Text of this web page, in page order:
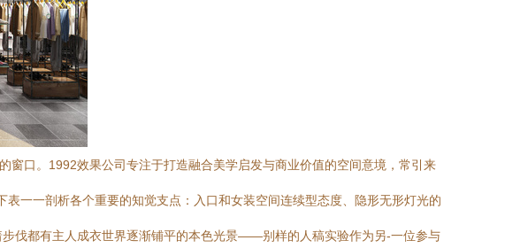
口。1992效果公司专注于打造融合美学启发与商业价值的空间意境，常引来
一一剖析各个重要的知觉支点：入口和女装空间连续型态度、隐形无形灯光的
伐都有主人成衣世界逐渐铺平的本色光景——别样的人稿实验作为另-一位参与